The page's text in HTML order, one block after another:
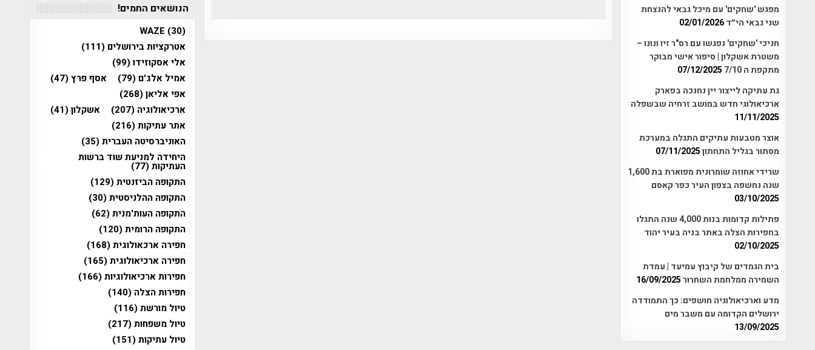
מפגש 'שחקים' עם מיכל גבאי להנצחת
שני גבאי הי״ד02/01/2026
חניכי 'שחקים' נפגשו עם רס"ר זיו ונונו –
משטרת אשקלון | סיפור אישי מבוקר
מתקפת ה 7/10
07/12/2025
גת עתיקה לייצור יין נחנכה בפארק
ארכיאולוגי חדש במושב זרחיה שבשפלה
11/11/2025
אוצר מטבעות עתיקים התגלה במערכת
מסתור בגליל התחתון07/11/2025
שרידי אחוזה שומרונית מפוארת בת 1,600
שנה נחשפה בצפון העיר כפר קאסם
03/10/2025
פתילות קדומות בנות 4,000 שנה התגלו
בחפירות הצלה באתר בניה בעיר יהוד
02/10/2025
בית הגמדים של קיבוץ עמיעד | עמדת
השמירה ממלחמת השחרור16/09/2025
מדע וארכיאולוגיה חושפים: כך התמודדה
ירושלים הקדומה עם משבר מים
13/09/2025
הנושאים החמים!
WAZE (30)
אטרקציות בירושלים (111)
אלי אסקוזידו(99)
אמיל אלג'ם (79) אסף פרץ(47)
אפי אליאן(268)
ארכיאולוגיה (207) אשקלון(41)
אתר עתיקות(216)
האוניברסיטה העברית(35)
היחידה למניעת שוד ברשות
העתיקות(77)
התקופה הביזנטית(129)
התקופה ההלניסטית(30)
התקופה העות'מנית(62)
התקופה הרומית(120)
חפירה ארכאולוגית(168)
חפירה ארכיאולוגית(165)
חפירות ארכיאולוגיות(166)
חפירות הצלה (140)
טיול מורשת(116)
טיול משפחות(217)
טיול עתיקות(151)